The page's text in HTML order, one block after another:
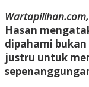
Hasan
dipahami
justru untuk